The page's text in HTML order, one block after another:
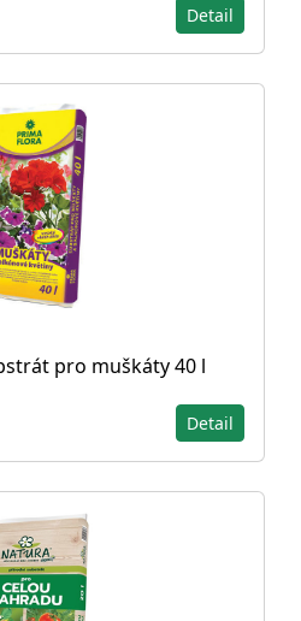
Detail
pro muškáty 40 l
Detail